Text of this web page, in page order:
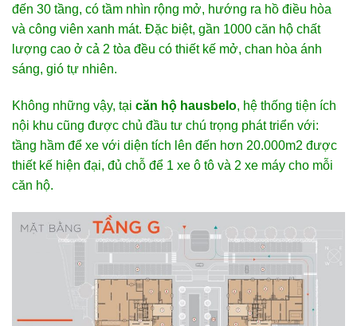
đến 30 tầng, có tầm nhìn rộng mở, hướng ra hồ điều hòa
và công viên xanh mát. Đặc biệt, gần 1000 căn hộ chất
lượng cao ở cả 2 tòa đều có thiết kế mở, chan hòa ánh
sáng, gió tự nhiên.
Không những vậy, tại căn hộ hausbelo, hệ thống tiện ích
nội khu cũng được chủ đầu tư chú trọng phát triển với:
tầng hầm để xe với diện tích lên đến hơn 20.000m2 được
thiết kế hiện đại, đủ chỗ để 1 xe ô tô và 2 xe máy cho mỗi
căn hộ.